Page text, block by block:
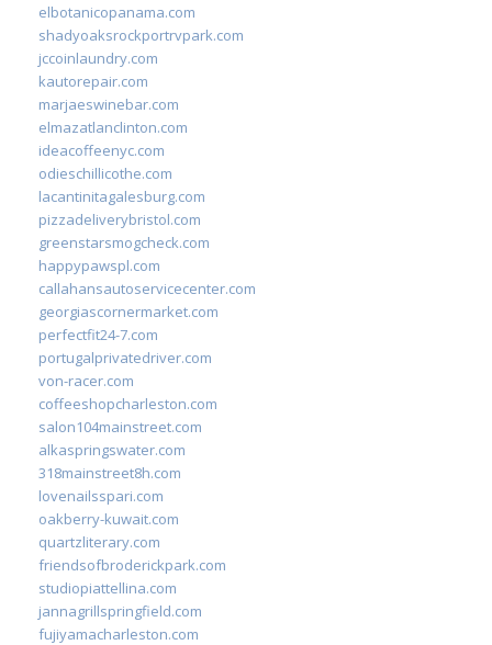
elbotanicopanama.com
shadyoaksrockportrvpark.com
jccoinlaundry.com
kautorepair.com
marjaeswinebar.com
elmazatlanclinton.com
ideacoffeenyc.com
odieschillicothe.com
lacantinitagalesburg.com
pizzadeliverybristol.com
greenstarsmogcheck.com
happypawspl.com
callahansautoservicecenter.com
georgiascornermarket.com
perfectfit24-7.com
portugalprivatedriver.com
von-racer.com
coffeeshopcharleston.com
salon104mainstreet.com
alkaspringswater.com
318mainstreet8h.com
lovenailsspari.com
oakberry-kuwait.com
quartzliterary.com
friendsofbroderickpark.com
studiopiattellina.com
jannagrillspringfield.com
fujiyamacharleston.com